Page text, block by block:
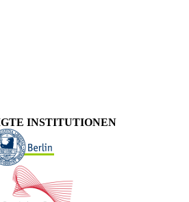
INSTITUTIONEN